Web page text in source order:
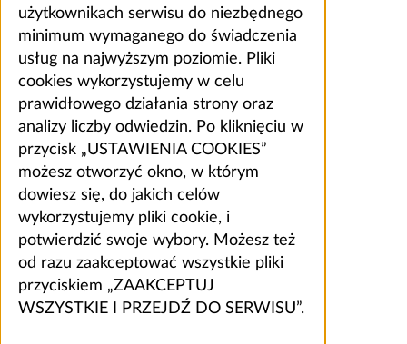
użytkownikach serwisu do niezbędnego
minimum wymaganego do świadczenia
usług na najwyższym poziomie. Pliki
cookies wykorzystujemy w celu
prawidłowego działania strony oraz
analizy liczby odwiedzin. Po kliknięciu w
przycisk „USTAWIENIA COOKIES”
możesz otworzyć okno, w którym
dowiesz się, do jakich celów
wykorzystujemy pliki cookie, i
potwierdzić swoje wybory. Możesz też
od razu zaakceptować wszystkie pliki
przyciskiem „ZAAKCEPTUJ
WSZYSTKIE I PRZEJDŹ DO SERWISU”.